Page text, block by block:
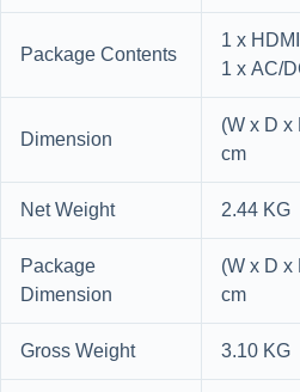
Package Contents
1 x
1 x AC/
Dimension
(W x D
cm
Net Weight
2.44 KG
Package
Dimension
(W x D
cm
Gross Weight
3.10 KG